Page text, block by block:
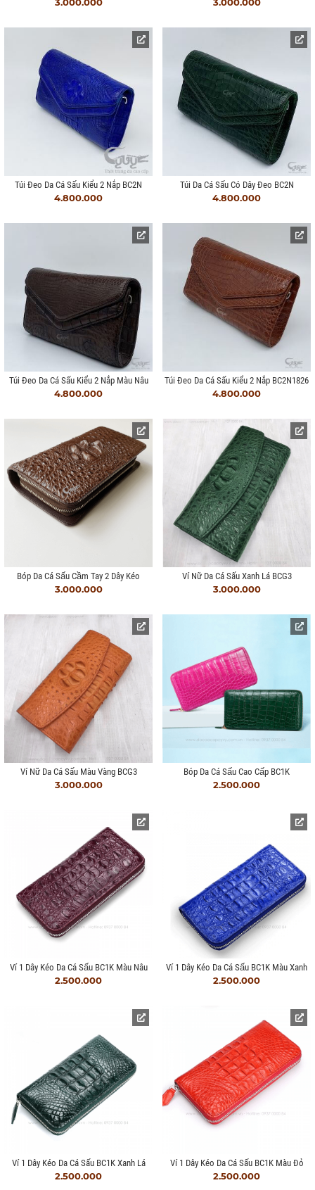
Túi Đeo Da Cá Sấu Kiểu 2 Nắp BC2N
4.800.000
Túi Da Cá Sấu Có Dây Đeo BC2N
4.800.000
Túi Đeo Da Cá Sấu Kiểu 2 Nắp Màu Nâu
4.800.000
Túi Đeo Da Cá Sấu Kiểu 2 Nắp BC2N1826
4.800.000
Bóp Da Cá Sấu Cầm Tay 2 Dây Kéo
3.000.000
Ví Nữ Da Cá Sấu Xanh Lá BCG3
3.000.000
Ví Nữ Da Cá Sấu Màu Vàng BCG3
3.000.000
Bóp Da Cá Sấu Cao Cấp BC1K
2.500.000
Ví 1 Dây Kéo Da Cá Sấu BC1K Màu Nâu
2.500.000
Ví 1 Dây Kéo Da Cá Sấu BC1K Màu Xanh
2.500.000
Ví 1 Dây Kéo Da Cá Sấu BC1K Xanh Lá
2.500.000
Ví 1 Dây Kéo Da Cá Sấu BC1K Màu Đỏ
2.500.000